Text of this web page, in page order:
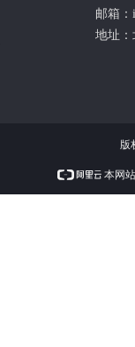
邮箱：
地址：
版
本网